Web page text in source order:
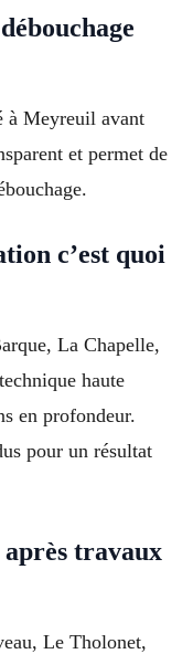
à Meyreuil avant
et permet de
c’est quoi
La Chapelle,
haute
en profondeur.
pour un résultat
après travaux
Le Tholonet,